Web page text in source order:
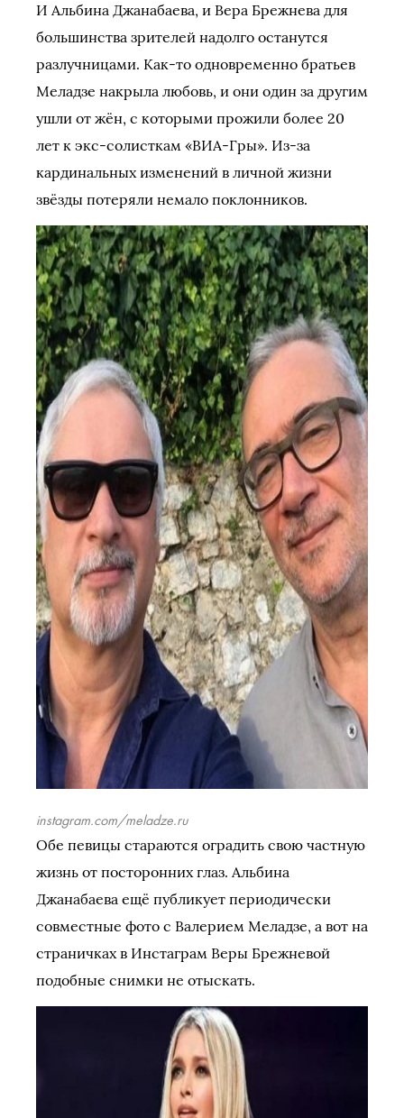
И Альбина Джанабаева, и Вера Брежнева для
большинства зрителей надолго останутся
разлучницами. Как-то одновременно братьев
Меладзе накрыла любовь, и они один за другим
ушли от жён, с которыми прожили более 20
лет к экс-солисткам «ВИА-Гры». Из-за
кардинальных изменений в личной жизни
звёзды потеряли немало поклонников.
instagram.com/meladze.ru
Обе певицы стараются оградить свою частную
жизнь от посторонних глаз. Альбина
Джанабаева ещё публикует периодически
совместные фото с Валерием Меладзе, а вот на
страничках в Инстаграм Веры Брежневой
подобные снимки не отыскать.